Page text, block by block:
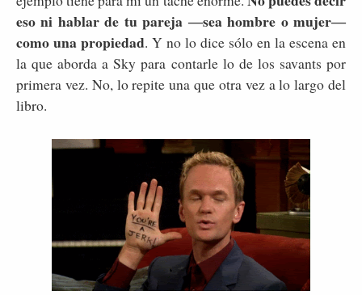
eso ni hablar de tu pareja ―sea hombre o mujer―
como una propiedad. Y no lo dice sólo en la escena en
la que aborda a Sky para contarle lo de los savants por
primera vez. No, lo repite una que otra vez a lo largo del
libro.